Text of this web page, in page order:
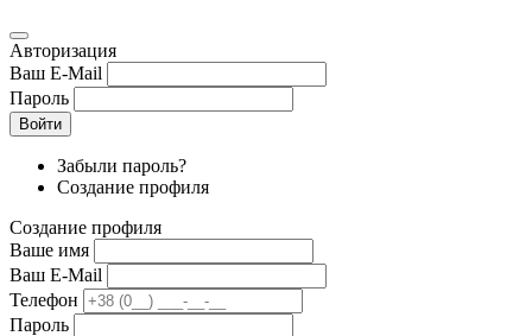
Авторизация
Ваш E-Mail
Пароль
Войти
Забыли пароль?
Создание профиля
Создание профиля
Ваше имя
Ваш E-Mail
Телефон
Пароль